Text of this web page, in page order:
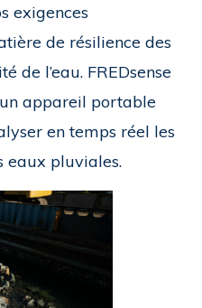
exigences
de résilience des
de l’eau. FREDsense
appareil portable
en temps réel les
eaux pluviales.